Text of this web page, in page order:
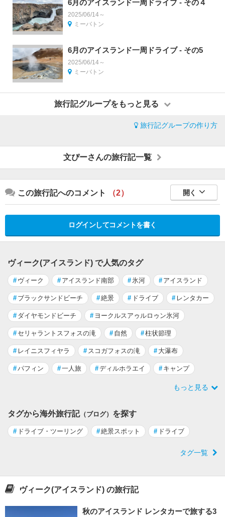
6月のアイスランド一周ドライブ - その４
2025/06/14～
ミーバトン
6月のアイスランド一周ドライブ - その5
2025/06/14～
ミーバトン
旅行記グループをもっと見る
旅行記グループの作り方
文ぴーさんの旅行記一覧
この旅行記へのコメント （2） 開く
ログインしてコメントを書く
ヴィーク(アイスランド) で人気のタグ
# ヴィーク # アイスランド南部 # 氷河 # アイスランド
# ブラックサンドビーチ #絶景 # ドライブ # レンタカー
# ダイヤモンドビーチ # ヨークルスアゥルロゥン氷河
# セリャラントスフォスの滝 # 自然 #柱状節理
# レイニスフィヤラ # スコガフォスの滝 # 大瀑布
#パフィン #一人旅 #ディルホラエイ # キャンプ
もっと見る
タグから海外旅行記（ブログ） を探す
# ドライブ・ツーリング #絶景スポット # ドライブ
タグ一覧
ヴィーク(アイスランド) の旅行記
秋のアイスランド レンタカーで旅する3